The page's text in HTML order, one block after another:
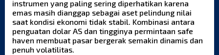
instrumen yang paling sering diperhatikan karena
emas masih dianggap sebagai aset pelindung nilai
saat kondisi ekonomi tidak stabil. Kombinasi antara
penguatan dolar AS dan tingginya permintaan safe
haven membuat pasar bergerak semakin dinamis dan
penuh volatilitas.